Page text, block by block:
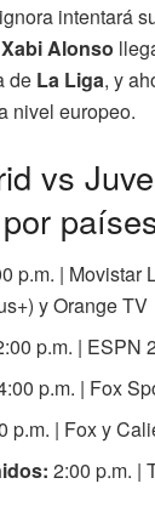
intentará
Xabi Alonso
de La Liga, y
nivel europeo.
vs
p.m. | Movistar
y Orange TV
p.m. | ESPN
p.m. | Fox
p.m. | Fox y
2:00 p.m. |